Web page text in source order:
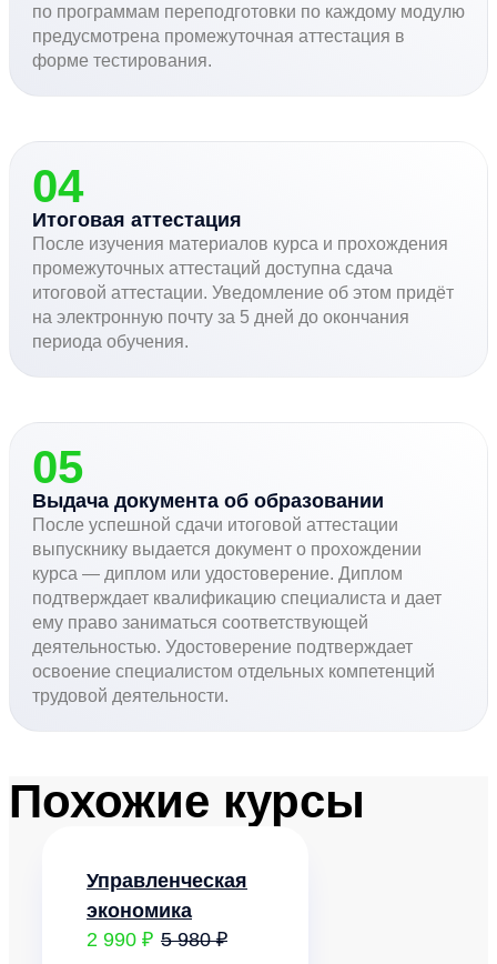
по программам переподготовки по каждому модулю
предусмотрена промежуточная аттестация в
форме тестирования.
04
Итоговая аттестация
После изучения материалов курса и прохождения
промежуточных аттестаций доступна сдача
итоговой аттестации. Уведомление об этом придёт
на электронную почту за 5 дней до окончания
периода обучения.
05
Выдача документа об образовании
После успешной сдачи итоговой аттестации
выпускнику выдается документ о прохождении
курса — диплом или удостоверение. Диплом
подтверждает квалификацию специалиста и дает
ему право заниматься соответствующей
деятельностью. Удостоверение подтверждает
освоение специалистом отдельных компетенций
трудовой деятельности.
Похожие курсы
Управленческая
экономика
2 990 ₽ 5 980 ₽